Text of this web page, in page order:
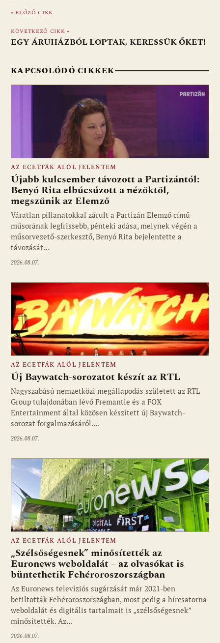
e
b
o
o
k
er at
A
p
p
d
t
ai t za
e
g
« ELŐZŐ CIKK
KÖVETKEZŐ CIKK »
EGY ÁRUHÁZBÓL LOPTAK, KERESSÜK ŐKET!
KAPCSOLÓDÓ CIKKEK
Fotó: media1.hu
AZ ECETFÁK ALÓL JELENTEM
Újabb kulcsember távozott a Partizántól:
Benyó Rita elbúcsúzott a nézőktől,
megszűnik az Elemző
Váratlan pillanatokkal zárult a Partizán Elemző című
műsorának legfrissebb, pénteki adása, melynek végén a
műsorvezető-szerkesztő, Benyó Rita bejelentette a
távozását…
2026.08.07.
Fotó: media1.hu
AZ ECETFÁK ALÓL JELENTEM
Új Baywatch-sorozatot készít az RTL
Nagyszabású nemzetközi megállapodás született az RTL
Group tulajdonában lévő Fremantle és a FOX
Entertainment által közösen készített új Baywatch-
sorozat forgalmazásáról.…
2026.08.07.
Fotó: media1.hu
AZ ECETFÁK ALÓL JELENTEM
„Szélsőségesnek” minősítették az
Euronews weboldalát – az olvasókat is
büntethetik Fehéroroszországban
Az Euronews televíziós sugárzását már 2021-ben
betiltották Fehéroroszországban, most pedig a hírcsatorna
weboldalát és digitális tartalmait is „szélsőségesnek”
minősítették. Az…
2026.08.07.